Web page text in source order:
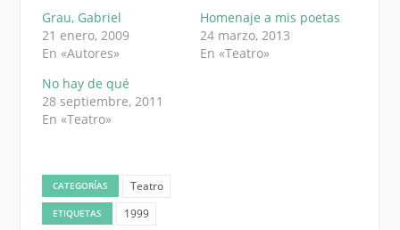
Grau, Gabriel
21 enero, 2009
En «Autores»
Homenaje a mis poetas
24 marzo, 2013
En «Teatro»
No hay de qué
28 septiembre, 2011
En «Teatro»
CATEGORÍAS Teatro
ETIQUETAS 1999